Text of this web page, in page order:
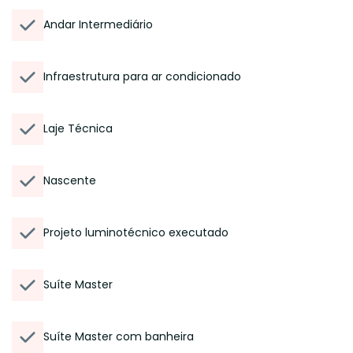
Andar Intermediário
Infraestrutura para ar condicionado
Laje Técnica
Nascente
Projeto luminotécnico executado
Suíte Master
Suíte Master com banheira